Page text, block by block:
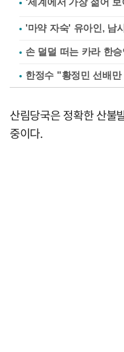
'마약 자숙' 유아인, 남
손 덜덜 떠는 카라 한
한정수 "황정민 선배
산림당국은 정확한 산불
중이다.